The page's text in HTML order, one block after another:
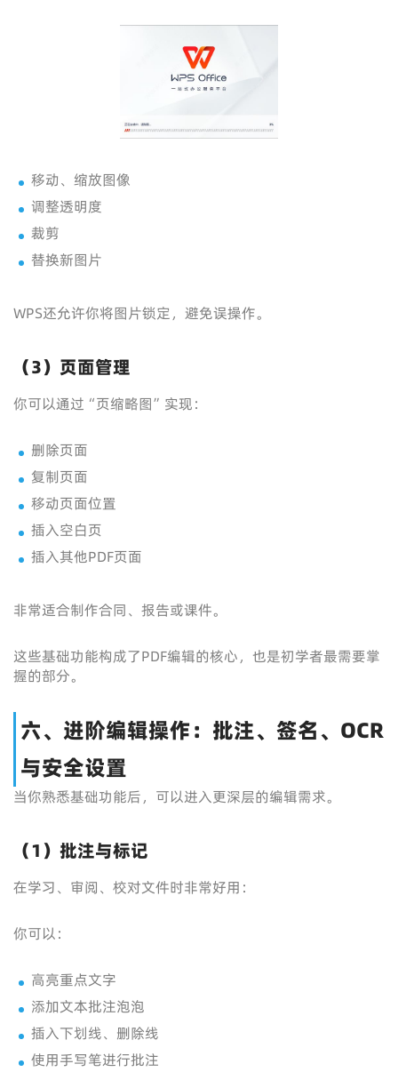
移动、缩放图像
调整透明度
裁剪
替换新图片
WPS还允许你将图片锁定，避免误操作。
（3）页面管理
你可以通过“页缩略图”实现：
删除页面
复制页面
移动页面位置
插入空白页
插入其他PDF页面
非常适合制作合同、报告或课件。
这些基础功能构成了PDF编辑的核心，也是初学者最需要掌
握的部分。
六、进阶编辑操作：批注、签名、OCR
与安全设置
当你熟悉基础功能后，可以进入更深层的编辑需求。
（1）批注与标记
在学习、审阅、校对文件时非常好用：
你可以：
高亮重点文字
添加文本批注泡泡
插入下划线、删除线
使用手写笔进行批注